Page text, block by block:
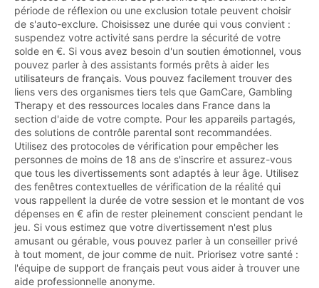
période de réflexion ou une exclusion totale peuvent choisir
de s'auto-exclure. Choisissez une durée qui vous convient :
suspendez votre activité sans perdre la sécurité de votre
solde en €. Si vous avez besoin d'un soutien émotionnel, vous
pouvez parler à des assistants formés prêts à aider les
utilisateurs de français. Vous pouvez facilement trouver des
liens vers des organismes tiers tels que GamCare, Gambling
Therapy et des ressources locales dans France dans la
section d'aide de votre compte. Pour les appareils partagés,
des solutions de contrôle parental sont recommandées.
Utilisez des protocoles de vérification pour empêcher les
personnes de moins de 18 ans de s'inscrire et assurez-vous
que tous les divertissements sont adaptés à leur âge. Utilisez
des fenêtres contextuelles de vérification de la réalité qui
vous rappellent la durée de votre session et le montant de vos
dépenses en € afin de rester pleinement conscient pendant le
jeu. Si vous estimez que votre divertissement n'est plus
amusant ou gérable, vous pouvez parler à un conseiller privé
à tout moment, de jour comme de nuit. Priorisez votre santé :
l'équipe de support de français peut vous aider à trouver une
aide professionnelle anonyme.